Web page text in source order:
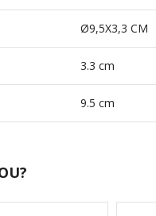
Ø9,5X3,3 CM
3.3 cm
9.5 cm